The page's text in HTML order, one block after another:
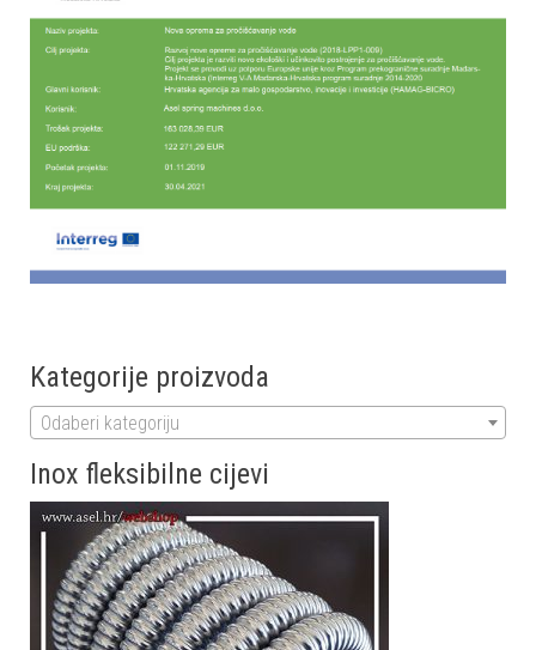
Kategorije proizvoda
Odaberi kategoriju
Inox fleksibilne cijevi